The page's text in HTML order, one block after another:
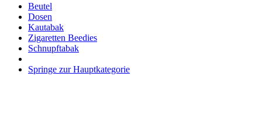
Beutel
Dosen
Kautabak
Zigaretten Beedies
Schnupftabak
Springe zur Hauptkategorie